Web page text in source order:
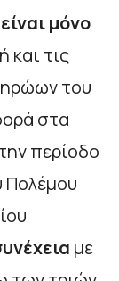
μόνο
και τις
του
στα
περίοδο
Πολέμου
με